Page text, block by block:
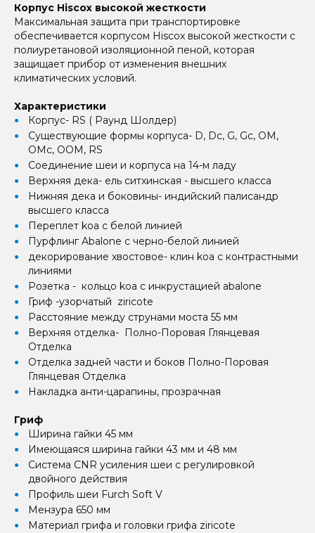
Корпус Hiscox высокой жесткости
Максимальная защита при транспортировке
обеспечивается корпусом Hiscox высокой жесткости с
полиуретановой изоляционной пеной, которая
защищает прибор от изменения внешних
климатических условий.
Характеристики
Корпус- RS ( Раунд Шолдер)
Существующие формы корпуса- D, Dc, G, Gc, OM,
OMc, OOM, RS
Соединение шеи и корпуса на 14-м ладу
Верхняя дека- ель ситхинская - высшего класса
Нижняя дека и боковины- индийский палисандр
высшего класса
Переплет koa с белой линией
Пурфлинг Abalone с черно-белой линией
декорирование хвостовое- клин koa с контрастными
линиями
Розетка - кольцо koa с инкрустацией abalone
Гриф -узорчатый ziricote
Расстояние между струнами моста 55 мм
Верхняя отделка- Полно-Поровая Глянцевая
Отделка
Отделка задней части и боков Полно-Поровая
Глянцевая Отделка
Накладка анти-царапины, прозрачная
Гриф
Ширина гайки 45 мм
Имеющаяся ширина гайки 43 мм и 48 мм
Система CNR усиления шеи с регулировкой
двойного действия
Профиль шеи Furch Soft V
Мензура 650 мм
Материал грифа и головки грифа ziricote